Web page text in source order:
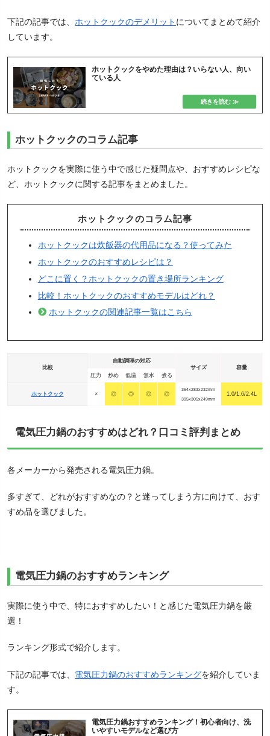
下記の記事では、 ホットクックのデメリット についてまとめて紹介
しています。
ホットクックをやめた理由は？いらない人、向い
ている人
ホットクックのコラム記事
ホットクックを実際に使う中で感じた疑問点や、おすすめレシピな
ど、ホットクックに関する記事をまとめました。
ホットクックのコラム記事
ホットクックは炊飯器の代用品になる？使ってみた
ホットクックのおすすめレシピは？
どこに置く？ホットクックの置き場所ランキング
比較！ホットクックのおすすめモデルはどれ？
ホットクックの関連記事一覧はこちら
比較
自動調理の対応
サイズ
容量
圧力
炒め 低温 無水 煮る
ホットクック × ◎ ◎ ◎ ◎
364x283x232mm
395x305x249mm
1.0/1.6/2.4L
電気圧力鍋のおすすめはどれ？口コミ評判まとめ
各メーカーから発売される電気圧力鍋。
多すぎて、どれがおすすめなの？と迷ってしまう方に向けて、おす
すめ品を選びました。
電気圧力鍋のおすすめランキング
実際に使う中で、特におすすめしたい！と感じた電気圧力鍋を厳
選！
ランキング形式で紹介します。
下記の記事では、 電気圧力鍋のおすすめランキングを紹介していま
す。
電気圧力鍋おすすめランキング！初心者向け、洗
いやすいモデルなど選び方